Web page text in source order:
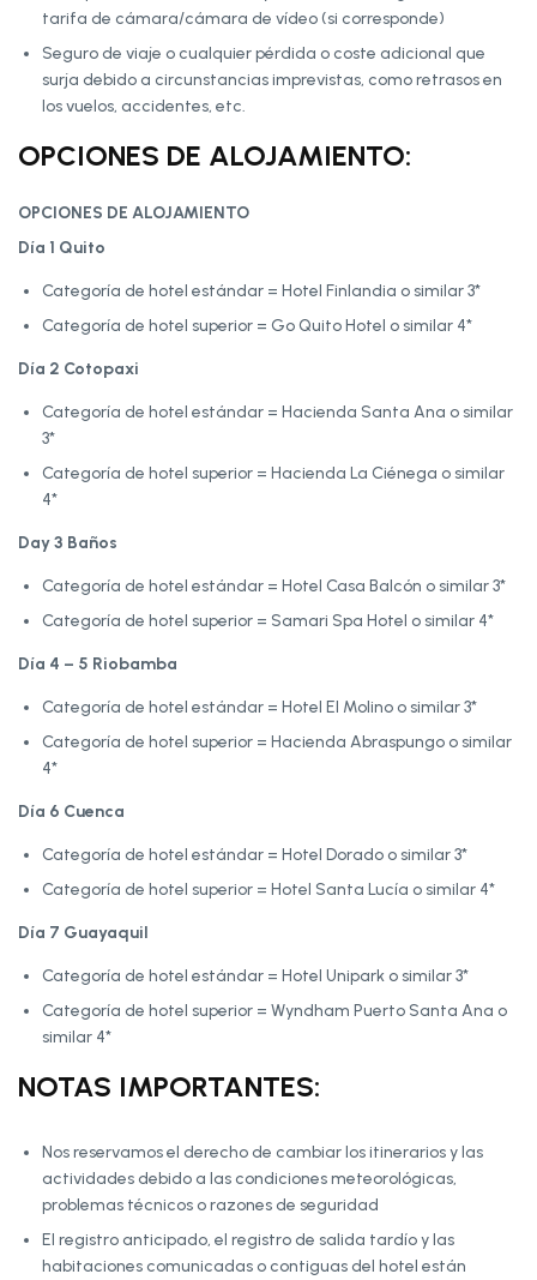
tarifa de cámara/cámara de vídeo (si corresponde)
Seguro de viaje o cualquier pérdida o coste adicional que
surja debido a circunstancias imprevistas, como retrasos en
los vuelos, accidentes, etc.
OPCIONES DE ALOJAMIENTO:
OPCIONES DE ALOJAMIENTO
Día 1 Quito
Categoría de hotel estándar = Hotel Finlandia o similar 3*
Categoría de hotel superior = Go Quito Hotel o similar 4*
Día 2 Cotopaxi
Categoría de hotel estándar = Hacienda Santa Ana o similar
3*
Categoría de hotel superior = Hacienda La Ciénega o similar
4*
Day 3 Baños
Categoría de hotel estándar = Hotel Casa Balcón o similar 3*
Categoría de hotel superior = Samari Spa Hotel o similar 4*
Día 4 – 5 Riobamba
Categoría de hotel estándar = Hotel El Molino o similar 3*
Categoría de hotel superior = Hacienda Abraspungo o similar
4*
Día 6 Cuenca
Categoría de hotel estándar = Hotel Dorado o similar 3*
Categoría de hotel superior = Hotel Santa Lucía o similar 4*
Día 7 Guayaquil
Categoría de hotel estándar = Hotel Unipark o similar 3*
Categoría de hotel superior = Wyndham Puerto Santa Ana o
similar 4*
NOTAS IMPORTANTES:
Nos reservamos el derecho de cambiar los itinerarios y las
actividades debido a las condiciones meteorológicas,
problemas técnicos o razones de seguridad
El registro anticipado, el registro de salida tardío y las
habitaciones comunicadas o contiguas del hotel están